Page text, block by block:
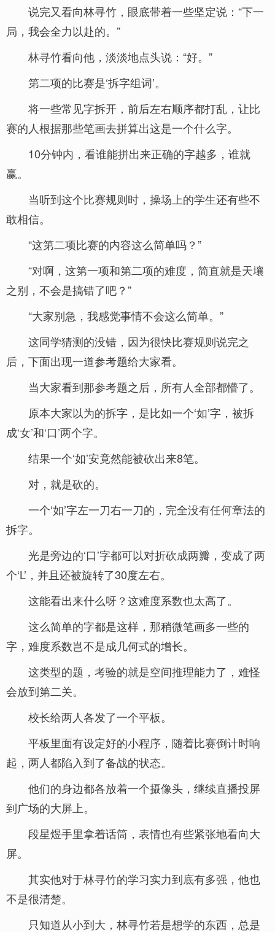
说完又看向林寻竹，眼底带着一些坚定说：“下一
局，我会全力以赴的。”
林寻竹看向他，淡淡地点头说：“好。”
第二项的比赛是‘拆字组词’。
将一些常见字拆开，前后左右顺序都打乱，让比
赛的人根据那些笔画去拼算出这是一个什么字。
10分钟内，看谁能拼出来正确的字越多，谁就
赢。
当听到这个比赛规则时，操场上的学生还有些不
敢相信。
“这第二项比赛的内容这么简单吗？”
“对啊，这第一项和第二项的难度，简直就是天壤
之别，不会是搞错了吧？”
“大家别急，我感觉事情不会这么简单。”
这同学猜测的没错，因为很快比赛规则说完之
后，下面出现一道参考题给大家看。
当大家看到那参考题之后，所有人全部都懵了。
原本大家以为的拆字，是比如一个‘如’字，被拆
成‘女’和‘口’两个字。
结果一个‘如’安竟然能被砍出来8笔。
对，就是砍的。
一个‘如’字左一刀右一刀的，完全没有任何章法的
拆字。
光是旁边的‘口’字都可以对折砍成两瓣，变成了两
个‘L’，并且还被旋转了30度左右。
这能看出来什么呀？这难度系数也太高了。
这么简单的字都是这样，那稍微笔画多一些的
字，难度系数岂不是成几何式的增长。
这类型的题，考验的就是空间推理能力了，难怪
会放到第二关。
校长给两人各发了一个平板。
平板里面有设定好的小程序，随着比赛倒计时响
起，两人都陷入到了备战的状态。
他们的身边都各放着一个摄像头，继续直播投屏
到广场的大屏上。
段星煜手里拿着话筒，表情也有些紧张地看向大
屏。
其实他对于林寻竹的学习实力到底有多强，他也
不是很清楚。
只知道从小到大，林寻竹若是想学的东西，总是